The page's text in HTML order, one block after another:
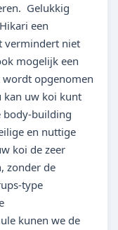
Gelukkig
een
vermindert niet
mogelijk een
wordt opgenomen
kan uw koi kunt
body-building
en nuttige
koi de zeer
zonder de
type
kunen we de